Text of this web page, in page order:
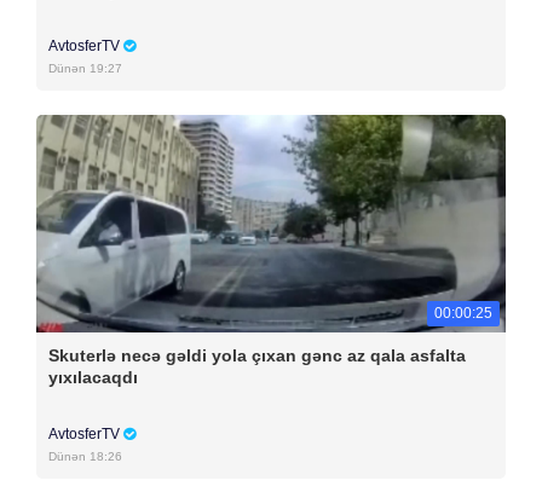
AvtosferTV
Dünən 19:27
00:00:25
Skuterlə necə gəldi yola çıxan gənc az qala asfalta
yıxılacaqdı
AvtosferTV
Dünən 18:26